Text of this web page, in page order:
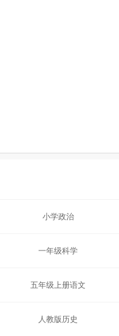
小学政治
一年级科学
五年级上册语文
人教版历史